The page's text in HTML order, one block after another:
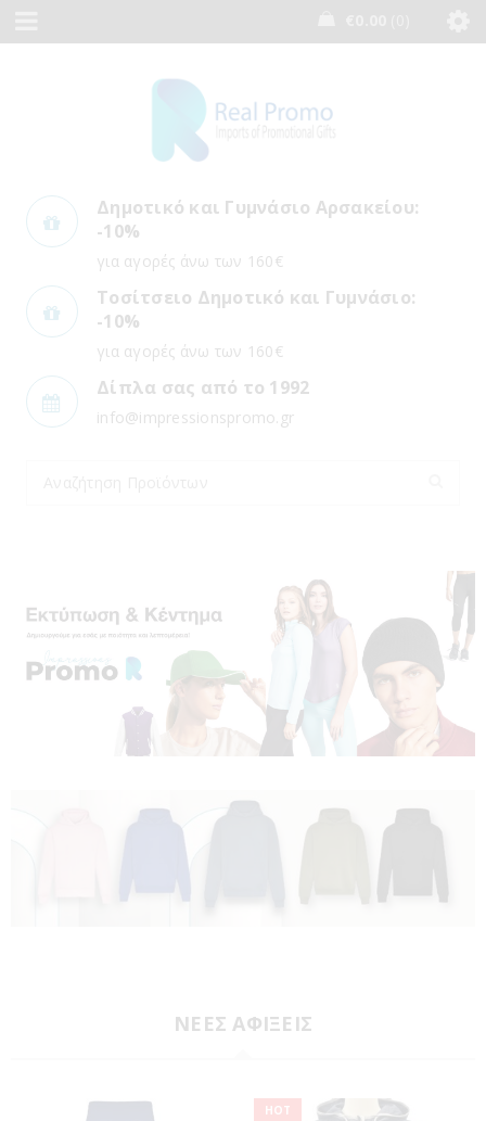
Δημοτικό και Γυμνάσιο Αρσακείου:
-10%
για αγορές άνω των 160€
Τοσίτσειο Δημοτικό και Γυμνάσιο:
-10%
για αγορές άνω των 160€
Δίπλα σας από το 1992
info@impressionspromo.gr
ΝΕΕΣ ΑΦΙΞΕΙΣ
HOT